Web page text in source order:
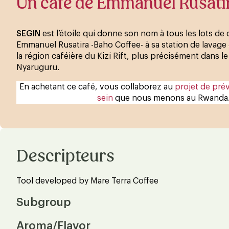
SEGIN est l’étoile qui donne son nom à tous les lots
Emmanuel Rusatira -Baho Coffee- à sa station de
la région caféière du Kizi Rift, plus précisément dans
Nyaruguru.
En achetant ce café, vous collaborez au projet de
sein que nous menons au Rwanda.
Descripteurs
Tool developed by Mare Terra Coffee
Subgroup
Aroma/Flavor